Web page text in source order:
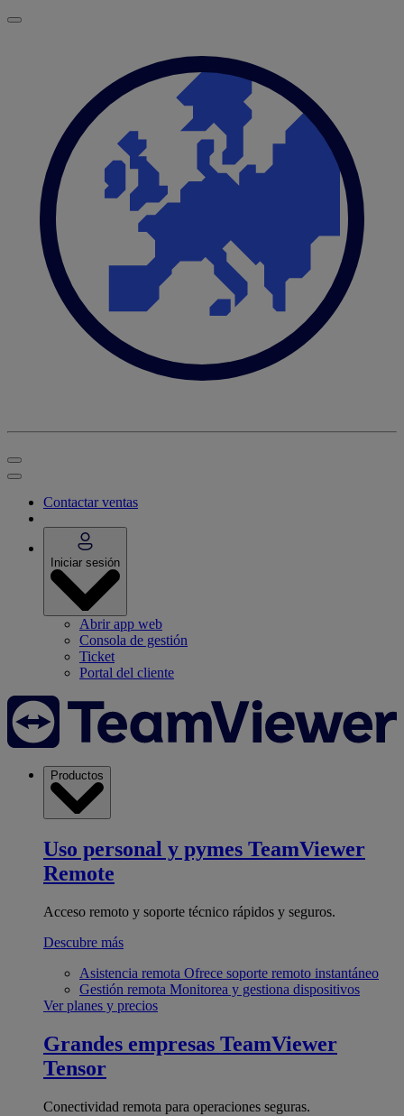
Contactar ventas
Iniciar sesión
Abrir app web
Consola de gestión
Ticket
Portal del cliente
Productos
Uso personal y pymes TeamViewer
Remote
Acceso remoto y soporte técnico rápidos y seguros.
Descubre más
Asistencia remota Ofrece soporte remoto instantáneo
Gestión remota Monitorea y gestiona dispositivos
Ver planes y precios
Grandes empresas TeamViewer
Tensor
Conectividad remota para operaciones seguras.